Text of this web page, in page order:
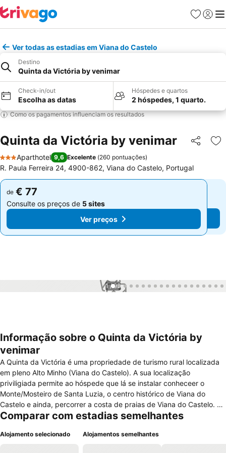
Favoritos
Iniciar
Ver todas as estadias em Viana do Castelo
Destino
Quinta da Victória by venimar
Check-in/out
Escolha as datas
Hóspedes e quartos
2 hóspedes, 1 quarto.
Como os pagamentos influenciam os resultados
Quinta da Victória by venimar Partilhar
3 Estrelas
Aparthotel 9,6 Excelente (260 pontuações)
R. Paula Ferreira 24, 4900-862, Viana do Castelo, Portugal
de € 77
Consulte os preços de 5 sites
Ver preços
de € 77
Consulte os preços de 5 sites
Ver preços
1 / 99
Informação sobre o Quinta da Victória by
venimar
A Quinta da Victória é uma propriedade de turismo rural localizada
em pleno Alto Minho (Viana do Castelo). A sua localização
priviligiada permite ao hóspede que lá se instalar conheceer o
Monte/Mosteiro de Santa Luzia, o centro histórico de Viana do
Castelo e ainda, percorrer a costa de praias de Viana do Castelo. O
aeroporto do Porto fica a uma distância de cerca de 30 minutos.
estrutura diferentes. Na zona envolvente das mesmas poderá ser
Comparar com estadias semelhantes
Alojamento selecionado Alojamentos semelhantes